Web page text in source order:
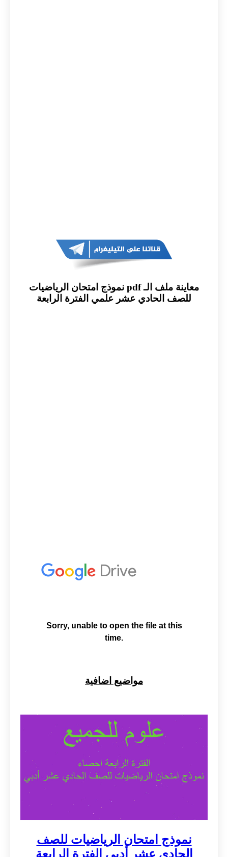
معاينة ملف الـ pdf نموذج امتحان الرياضيات
للصف الحادي عشر علمي الفترة الرابعة
مواضيع اضافية
نموذج امتحان الرياضيات للصف
الحادي عشر أدبي الفترة الرابعة